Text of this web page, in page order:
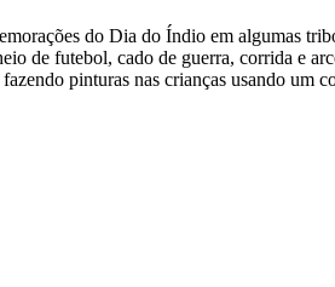
do Dia do Índio em algumas
de futebol, cado de guerra, corrida e
pinturas nas crianças usando um